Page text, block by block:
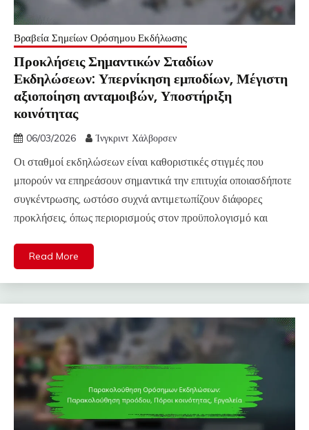
Βραβεία Σημείων Ορόσημου Εκδήλωσης
Προκλήσεις Σημαντικών Σταδίων
Εκδηλώσεων: Υπερνίκηση εμποδίων, Μέγιστη
αξιοποίηση ανταμοιβών, Υποστήριξη
κοινότητας
06/03/2026 Ίνγκριντ Χάλβορσεν
Οι σταθμοί εκδηλώσεων είναι καθοριστικές στιγμές που
μπορούν να επηρεάσουν σημαντικά την επιτυχία οποιασδήποτε
συγκέντρωσης, ωστόσο συχνά αντιμετωπίζουν διάφορες
προκλήσεις, όπως περιορισμούς στον προϋπολογισμό και
Read More